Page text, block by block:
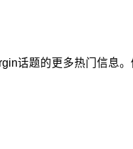
话题的更多热门信息。